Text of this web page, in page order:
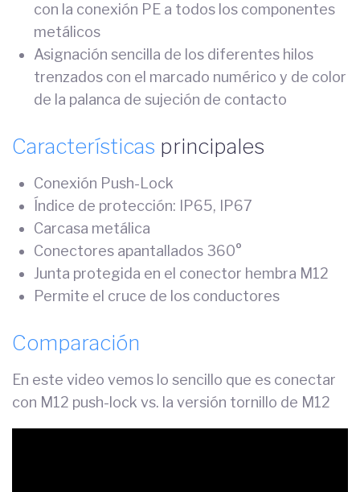
con la conexión PE a todos los componentes
metálicos
Asignación sencilla de los diferentes hilos
trenzados con el marcado numérico y de color
de la palanca de sujeción de contacto
Características principales
Conexión Push-Lock
Índice de protección: IP65, IP67
Carcasa metálica
Conectores apantallados 360°
Junta protegida en el conector hembra M12
Permite el cruce de los conductores
Comparación
En este video vemos lo sencillo que es conectar
con M12 push-lock vs. la versión tornillo de M12